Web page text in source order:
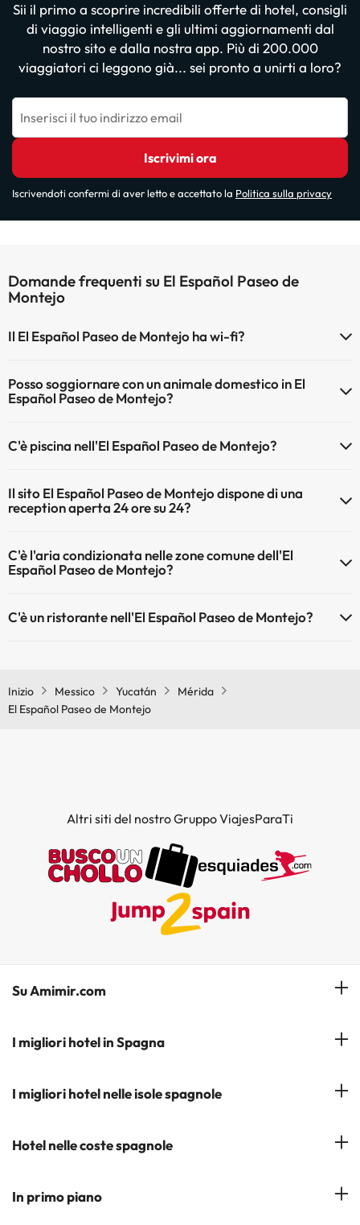
Sii il primo a scoprire incredibili offerte di hotel, consigli
di viaggio intelligenti e gli ultimi aggiornamenti dal
nostro sito e dalla nostra app. Più di 200.000
viaggiatori ci leggono già... sei pronto a unirti a loro?
Inserisci il tuo indirizzo email
Iscrivimi ora
Iscrivendoti confermi di aver letto e accettato la Politica sulla privacy
Domande frequenti su El Español Paseo de
Montejo
Il El Español Paseo de Montejo ha wi-fi?
Posso soggiornare con un animale domestico in El
Español Paseo de Montejo?
C'è piscina nell'El Español Paseo de Montejo?
Qui potete trovare maggiori informazioni sulla piscina e sulle altri
installazioni.
Il sito El Español Paseo de Montejo dispone di una
reception aperta 24 ore su 24?
24
C'è l'aria condizionata nelle zone comune dell'El
Español Paseo de Montejo?
aree comuni.
C'è un ristorante nell'El Español Paseo de Montejo?
Inizio Messico Yucatán
Mérida
El Español Paseo de Montejo
Altri siti del nostro Gruppo ViajesParaTi
Su Amimir.com
Il Nostro Team
Iscrivetevi alla nostra newsletter
I migliori hotel in Spagna
Hotel a Salou
Hotel a Cádiz
I migliori hotel nelle isole spagnole
Hotel a Tenerife
Hotel a Maiorca
Hotel nelle coste spagnole
Costa del Sol
In primo piano